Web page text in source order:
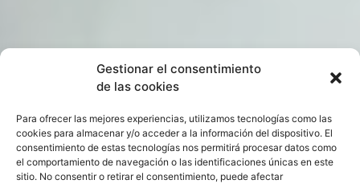
Gestionar el consentimiento
de las cookies
Para ofrecer las mejores experiencias, utilizamos tecnologías como las
cookies para almacenar y/o acceder a la información del dispositivo. El
consentimiento de estas tecnologías nos permitirá procesar datos como
el comportamiento de navegación o las identificaciones únicas en este
sitio. No consentir o retirar el consentimiento, puede afectar